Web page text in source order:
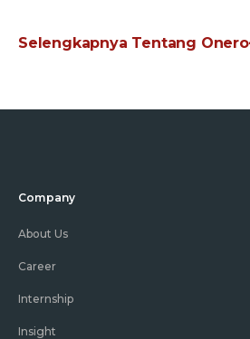
Selengkapnya Tentang Onero
Company
About Us
Career
Internship
Insight